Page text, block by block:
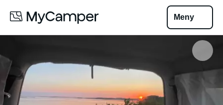
Meny